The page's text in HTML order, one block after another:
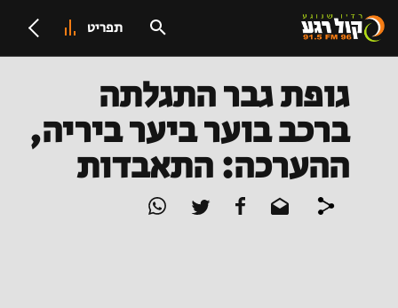
תפריט
גופת גבר התגלתה
ברכב בוער ביער ביריה,
ההערכה: התאבדות